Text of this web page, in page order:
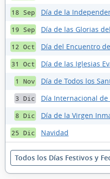
18 Sep Día de la
19 Sep Día de las Glorias
12 Oct Día del Encuentro
31 Oct Día de las Iglesias
1 Nov Día de Todos los
3 Dic Día Internacional de
8 Dic Día de la Virgen
25 Dic Navidad
Todos los Días Festivos y